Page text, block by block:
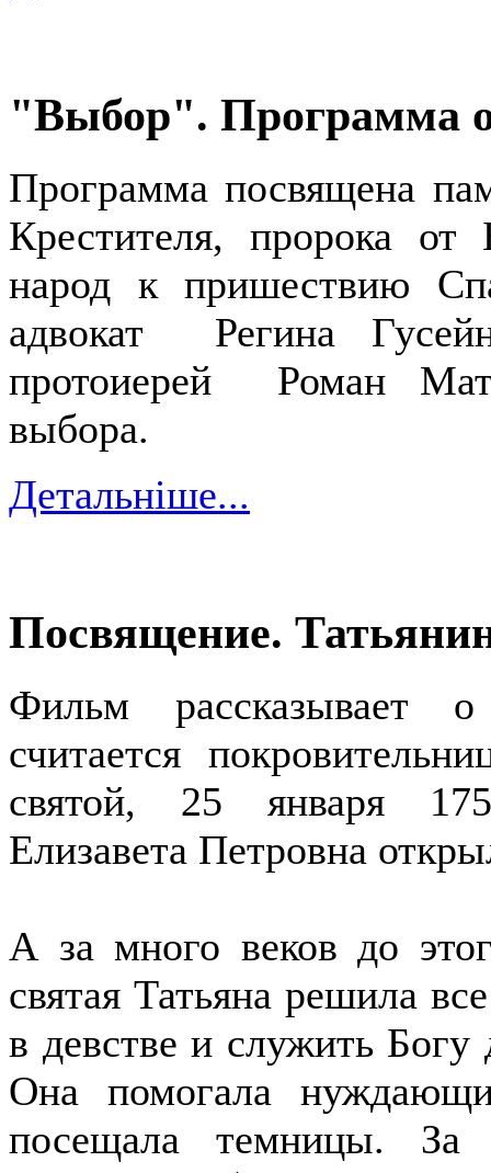
"Выбор". Программа
Программа посвящена
Крестителя, пророка от
народ к пришествию
адвокат Регина
протоиерей Роман
выбора.
Детальніше...
Посвящение.
Фильм рассказывает
считается
святой, 25 января
Елизавета Петровна
А за много веков до
святая Татьяна решила
в девстве и служить
Она помогала
посещала темницы. За